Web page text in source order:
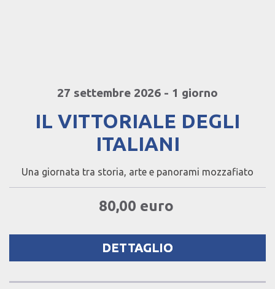
27 settembre 2026 - 1 giorno
IL VITTORIALE DEGLI
ITALIANI
Una giornata tra storia, arte e panorami mozzafiato
80,00 euro
DETTAGLIO